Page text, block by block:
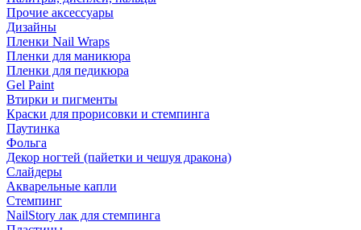
Прочие аксессуары
Дизайны
Пленки Nail Wraps
Пленки для маникюра
Пленки для педикюра
Gel Paint
Втирки и пигменты
Краски для прорисовки и стемпинга
Паутинка
Фольга
Декор ногтей (пайетки и чешуя дракона)
Слайдеры
Акварельные капли
Стемпинг
NailStory лак для стемпинга